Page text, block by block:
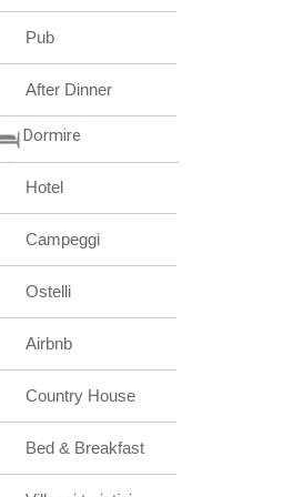
Pub
After Dinner
Dormire
Hotel
Campeggi
Ostelli
Airbnb
Country House
Bed & Breakfast